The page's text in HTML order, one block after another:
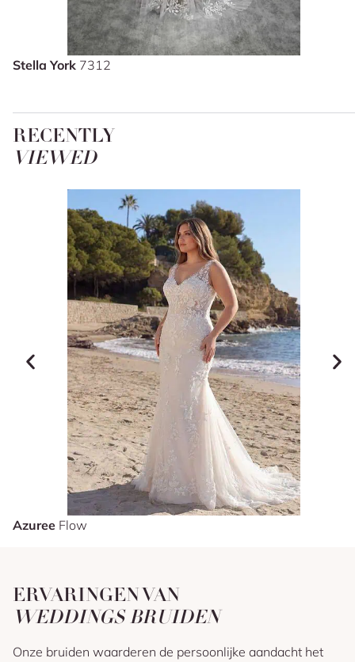
Stella York 7312
RECENTLY
VIEWED
Azuree Flow
ERVARINGEN VAN
WEDDINGS BRUIDEN
Onze bruiden waarderen de persoonlijke aandacht het